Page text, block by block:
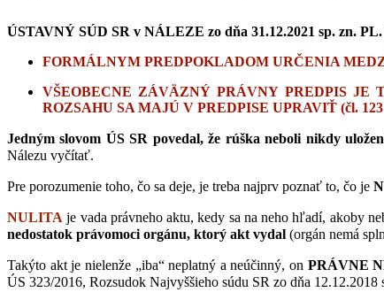
ÚSTAVNÝ SÚD SR v NÁLEZE zo dňa 31.12.2021 sp. zn.
FORMÁLNYM PREDPOKLADOM URČENIA
VŠEOBECNE ZÁVÄZNÝ PRÁVNY PREDPIS
ROZSAHU SA MAJÚ V PREDPISE UPRAVIŤ (čl.
Jedným slovom ÚS SR povedal, že rúška neboli nikdy
Nálezu vyčítať.
Pre porozumenie toho, čo sa deje, je treba najprv poznať to, čo je
NULITA je vada právneho aktu, kedy sa na neho hľadí, akoby
nedostatok právomoci orgánu, ktorý akt vydal (orgán nemá
Takýto akt je nielenže „iba“ neplatný a neúčinný, on PRÁVNE
ÚS 323/2016, Rozsudok Najvyššieho súdu SR zo dňa 12.12.2018